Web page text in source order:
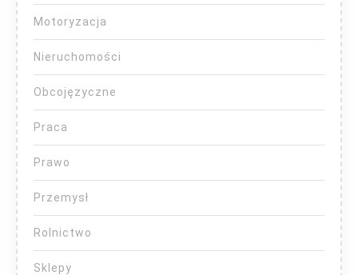
Motoryzacja
Nieruchomości
Obcojęzyczne
Praca
Prawo
Przemysł
Rolnictwo
Sklepy